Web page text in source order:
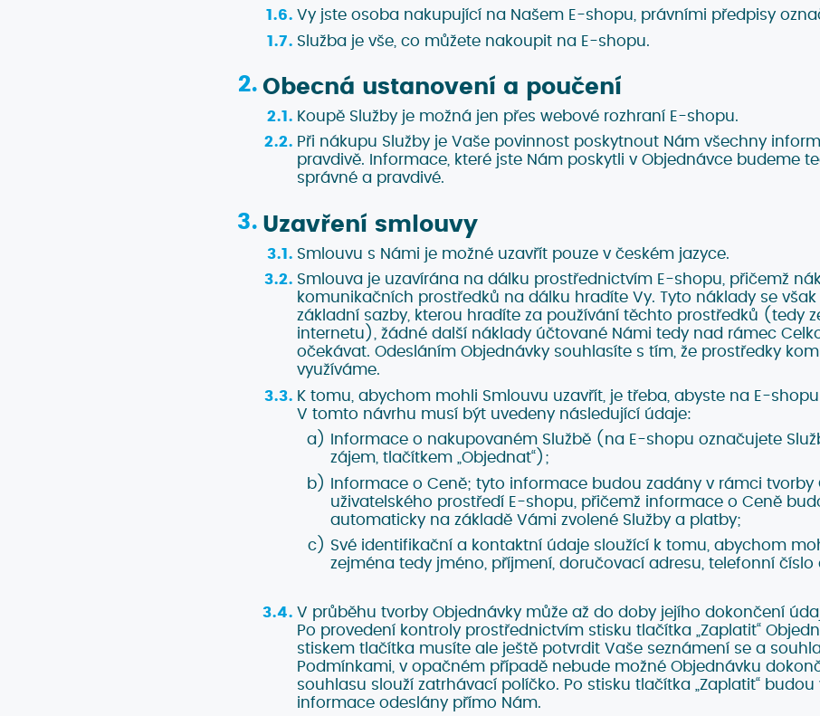
Vy jste osoba nakupující na Našem E-shopu, právními předpisy
Služba je vše, co můžete nakoupit na E-shopu.
Obecná ustanovení a poučení
Koupě Služby je možná jen přes webové rozhraní E-shopu.
Při nákupu Služby je Vaše povinnost poskytnout Nám všechny
pravdivě. Informace, které jste Nám poskytli v Objednávce budeme
správné a pravdivé.
Uzavření smlouvy
Smlouvu s Námi je možné uzavřít pouze v českém jazyce.
Smlouva je uzavírána na dálku prostřednictvím E-shopu, přičemž
komunikačních prostředků na dálku hradíte Vy. Tyto náklady se
základní sazby, kterou hradíte za používání těchto prostředků (tedy
internetu), žádné další náklady účtované Námi tedy nad rámec
očekávat. Odesláním Objednávky souhlasíte s tím, že prostředky
využíváme.
K tomu, abychom mohli Smlouvu uzavřít, je třeba, abyste na E-
V tomto návrhu musí být uvedeny následující údaje:
Informace o nakupovaném Službě (na E-shopu označujete
zájem, tlačítkem „Objednat“);
Informace o Ceně; tyto informace budou zadány v rámci tvorby
uživatelského prostředí E-shopu, přičemž informace o Ceně
automaticky na základě Vámi zvolené Služby a platby;
Své identifikační a kontaktní údaje sloužící k tomu, abychom
zejména tedy jméno, příjmení, doručovací adresu, telefonní
V průběhu tvorby Objednávky může až do doby jejího dokončení
Po provedení kontroly prostřednictvím stisku tlačítka „Zaplatit“
stiskem tlačítka musíte ale ještě potvrdit Vaše seznámení se a
Podmínkami, v opačném případě nebude možné Objednávku
souhlasu slouží zatrhávací políčko. Po stisku tlačítka „Zaplatit“
informace odeslány přímo Nám.